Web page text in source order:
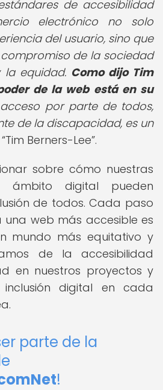
de accesibilidad
electrónico no solo
del usuario, sino que
de la sociedad
la equidad. Como dijo Tim
de la web está en su
acceso por parte de todos,
de la discapacidad, es un
Tim Berners-Lee .
sobre cómo nuestras
ámbito digital pueden
de todos. Cada paso
web más accesible es
mundo más equitativo y
de la accesibilidad
en nuestros proyectos y
digital en cada
parte de la
!